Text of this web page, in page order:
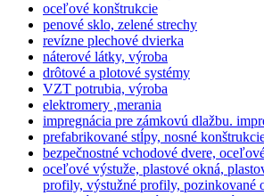
oceľové konštrukcie
penové sklo, zelené strechy
revízne plechové dvierka
náterové látky, výroba
drôtové a plotové systémy
VZT potrubia, výroba
elektromery ,merania
impregnácia pre zámkovú dlažbu.
prefabrikované stĺpy, nosné
bezpečnostné vchodové dvere,
oceľové výstuže, plastové okná,
profily, výstužné profily, pozinkované